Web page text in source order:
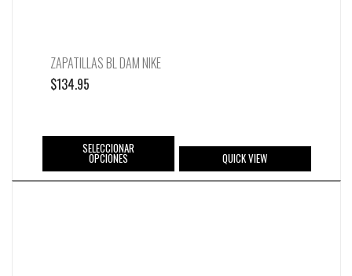
ZAPATILLAS BL DAM NIKE
$134.95
SELECCIONAR
OPCIONES QUICK VIEW